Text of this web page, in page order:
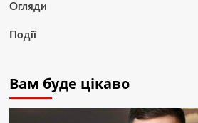
Огляди
Події
Вам буде цікаво